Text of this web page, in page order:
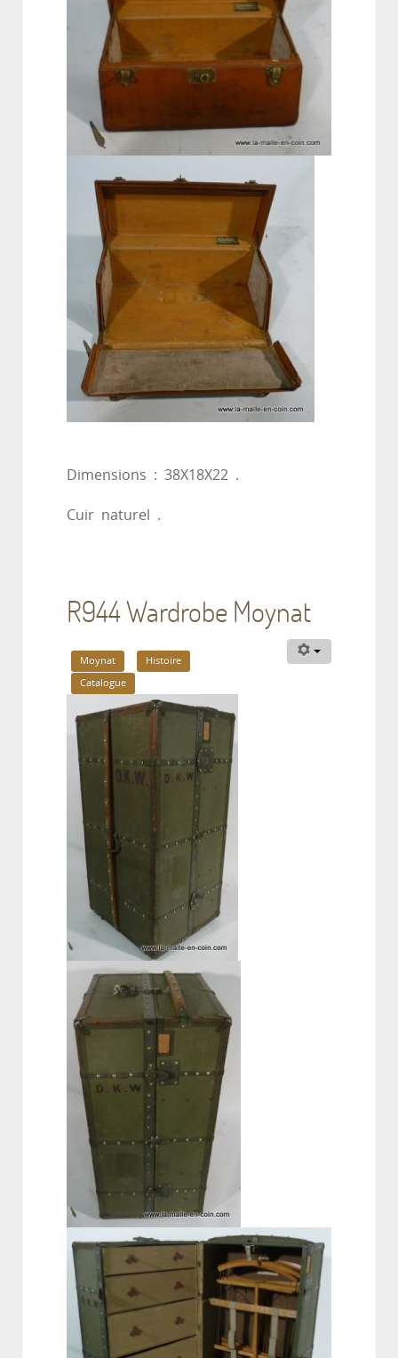
Dimensions : 38X18X22 .
Cuir naturel .
R944 Wardrobe Moynat
Moynat
Histoire
Catalogue